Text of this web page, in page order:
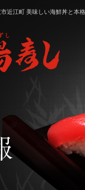
近江町 美味しい海鮮丼と本